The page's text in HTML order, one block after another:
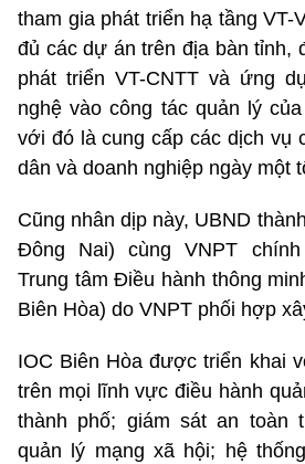
tham gia phát triển hạ tầng VT-
đủ các dự án trên địa bàn tỉnh,
phát triển VT-CNTT và ứng
nghệ vào công tác quản lý
với đó là cung cấp các dịch vụ
dân và doanh nghiệp ngày một
Cũng nhân dịp này, UBND
Đông Nai) cùng VNPT
Trung tâm Điều hành thông
Biên Hòa) do VNPT phối hợp
IOC Biên Hòa được triển khai
trên mọi lĩnh vực điều hành
thành phố; giám sát an toàn
quản lý mạng xã hội; hệ